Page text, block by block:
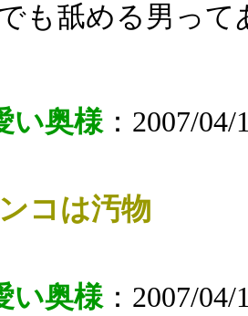
も舐める男っ
い奥様：2007/04/
コは汚物
い奥様：2007/04/